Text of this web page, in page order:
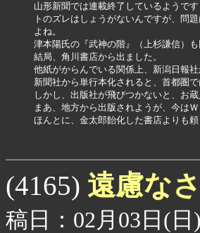
山形新聞では連載終了しているようで
トのズレはしょうがないんですが、問
よね。
津本陽氏の『武神の階』（上杉謙信）
結局、角川書店から出ました。
他紙がからんでいる関係上、新潟日報
新聞社から単行本化されると、首都圏で
しかし、出版社が飛びつかないと、お
まあ、地方から出版されようが、今は
ほんとに、金太郎飴化した書店よりも頼
(4165) 遠慮な
稿日：02月03日(日